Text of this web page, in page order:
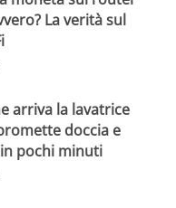
La verità sul
arriva la lavatrice
doccia e
pochi minuti